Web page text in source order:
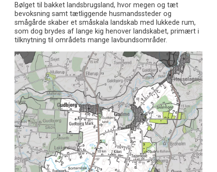
Bølget til bakket landsbrugsland, hvor megen og tæt
bevoksning samt tætliggende husmandssteder og
smågårde skaber et småskala landskab med lukkede rum,
som dog brydes af lange kig henover landskabet, primært i
tilknytning til områdets mange lavbundsområder.